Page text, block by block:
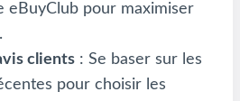
eBuyClub pour maximiser
clients : Se baser sur les
pour choisir les